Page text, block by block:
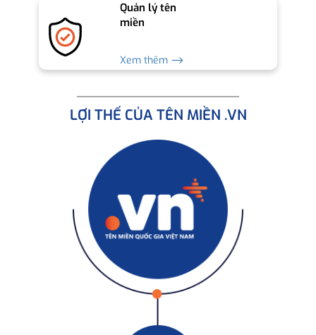
Quản lý tên
miền
Xem thêm ⟶
LỢI THẾ CỦA TÊN MIỀN .VN